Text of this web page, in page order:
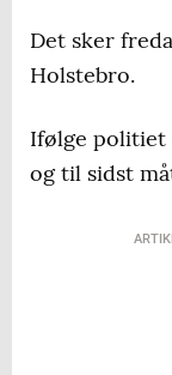
Det sker
Holstebro.
Ifølge politiet
og til sidst